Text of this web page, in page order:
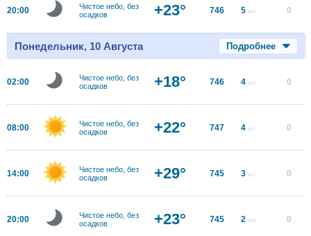
20:00
Чистое небо, без
осадков
+23° 746 5 м/с 0
Понедельник, 10 Августа Подробнее
02:00
Чистое небо, без
осадков
+18° 746 4 м/с 0
08:00
Чистое небо, без
осадков
+22° 747 4 м/с 0
14:00
Чистое небо, без
осадков
+29° 745 3 м/с 0
20:00
Чистое небо, без
осадков
+23° 745 2 м/с 0